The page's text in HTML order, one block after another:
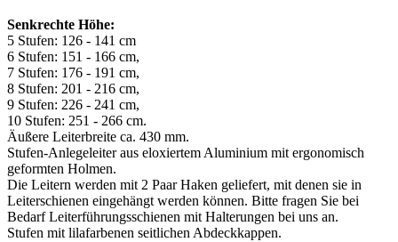
Senkrechte Höhe:
5 Stufen: 126 - 141 cm
6 Stufen: 151 - 166 cm,
7 Stufen: 176 - 191 cm,
8 Stufen: 201 - 216 cm,
9 Stufen: 226 - 241 cm,
10 Stufen: 251 - 266 cm.
Äußere Leiterbreite ca. 430 mm.
Stufen-Anlegeleiter aus eloxiertem Aluminium mit ergonomisch
geformten Holmen.
Die Leitern werden mit 2 Paar Haken geliefert, mit denen sie in
Leiterschienen eingehängt werden können. Bitte fragen Sie bei
Bedarf Leiterführungsschienen mit Halterungen bei uns an.
Stufen mit lilafarbenen seitlichen Abdeckkappen.